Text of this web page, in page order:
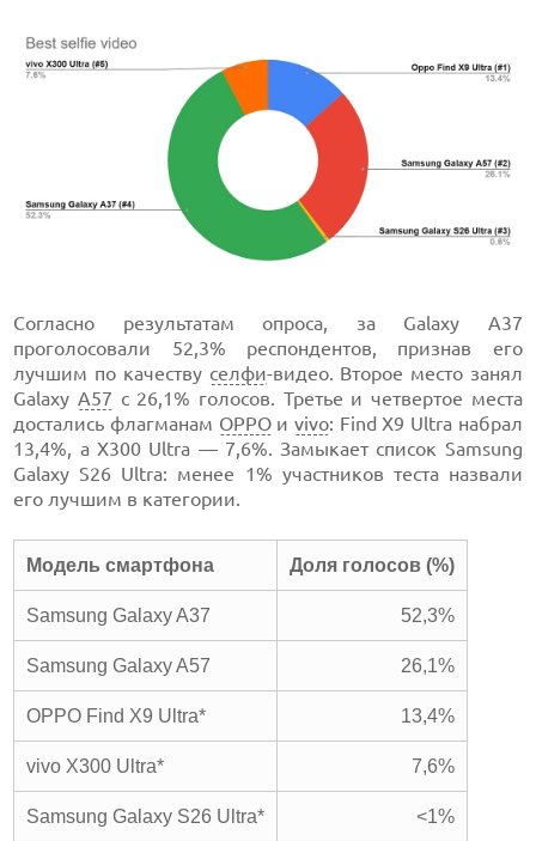
Согласно результатам опроса, за Galaxy A37
проголосовали 52,3% респондентов, признав его
лучшим по качеству селфи-видео. Второе место занял
Galaxy A57 с 26,1% голосов. Третье и четвертое места
достались флагманам OPPOиvivo: Find X9 Ultra набрал
13,4%, а X300 Ultra — 7,6%. Замыкает список Samsung
Galaxy S26 Ultra: менее 1% участников теста назвали
его лучшим в категории.
Модель смартфона Доля голосов (%)
Samsung Galaxy A37 52,3%
Samsung Galaxy A57 26,1%
OPPO Find X9 Ultra* 13,4%
vivo X300 Ultra* 7,6%
Samsung Galaxy S26 Ultra* <1%